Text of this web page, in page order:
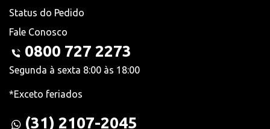
Status do Pedido
Fale Conosco
0800 727 2273
Segunda à sexta 8:00 às 18:00
*Exceto feriados
(31) 2107-2045